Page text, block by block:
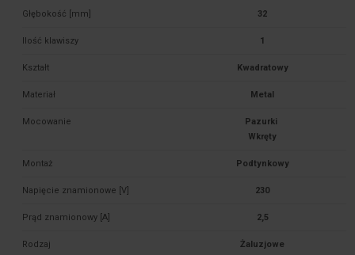
Głębokość [mm] 32
Ilość klawiszy 1
Kształt Kwadratowy
Materiał Metal
Mocowanie
Pazurki
Montaż Podtynkowy
Napięcie znamionowe [V] 230
Prąd znamionowy [A] 2,5
Rodzaj Żaluzjowe